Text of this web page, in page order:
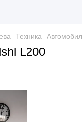
Техника
L200